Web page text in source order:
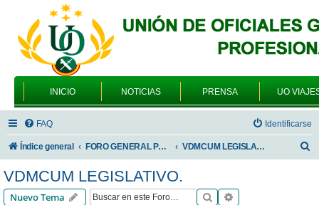
INICIO NOTICIAS PRENSA UO
FAQ Identificarse
Índice general FORO GENERAL PARA TODOS LOS USUARIOS VDMCUM LEGISLATIVO.
VDMCUM LEGISLATIVO.
Nuevo Tema Buscar